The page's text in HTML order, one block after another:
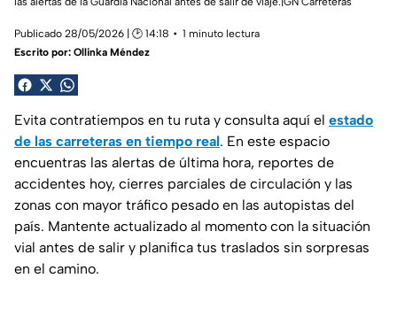
Publicado 28/05/2026 | 🕑 14:18
1 minuto lectura
Escrito por: Ollinka Méndez
Evita contratiempos en tu ruta y consulta aquí el estado
de las carreteras en tiempo real. En este espacio
encuentras las alertas de última hora, reportes de
accidentes hoy, cierres parciales de circulación y las
zonas con mayor tráfico pesado en las autopistas del
país. Mantente actualizado al momento con la situación
vial antes de salir y planifica tus traslados sin sorpresas
en el camino.